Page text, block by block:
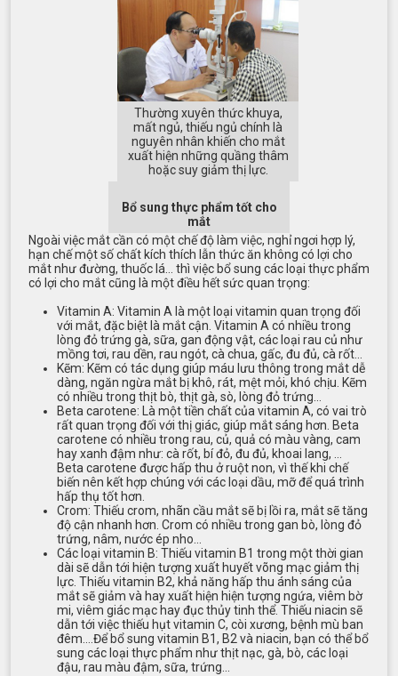
Thường xuyên thức khuya,
mất ngủ, thiếu ngủ chính là
nguyên nhân khiến cho mắt
xuất hiện những quầng thâm
hoặc suy giảm thị lực.
Bổ sung thực phẩm tốt cho
mắt
Ngoài việc mắt cần có một chế độ làm việc, nghỉ ngơi hợp lý,
hạn chế một số chất kích thích lẫn thức ăn không có lợi cho
mắt như đường, thuốc lá… thì việc bổ sung các loại thực phẩm
có lợi cho mắt cũng là một điều hết sức quan trọng:
Vitamin A: Vitamin A là một loại vitamin quan trọng đối
với mắt, đặc biệt là mắt cận. Vitamin A có nhiều trong
lòng đỏ trứng gà, sữa, gan động vật, các loại rau củ như
mồng tơi, rau dền, rau ngót, cà chua, gấc, đu đủ, cà rốt…
Kẽm: Kẽm có tác dụng giúp máu lưu thông trong mắt dễ
dàng, ngăn ngừa mắt bị khô, rát, mệt mỏi, khó chịu. Kẽm
có nhiều trong thịt bò, thịt gà, sò, lòng đỏ trứng…
Beta carotene: Là một tiền chất của vitamin A, có vai trò
rất quan trọng đối với thị giác, giúp mắt sáng hơn. Beta
carotene có nhiều trong rau, củ, quả có màu vàng, cam
hay xanh đậm như: cà rốt, bí đỏ, đu đủ, khoai lang, …
Beta carotene được hấp thu ở ruột non, vì thế khi chế
biến nên kết hợp chúng với các loại dầu, mỡ để quá trình
hấp thụ tốt hơn.
Crom: Thiếu crom, nhãn cầu mắt sẽ bị lồi ra, mắt sẽ tăng
độ cận nhanh hơn. Crom có nhiều trong gan bò, lòng đỏ
trứng, nâm, nước ép nho…
Các loại vitamin B: Thiếu vitamin B1 trong một thời gian
dài sẽ dẫn tới hiện tượng xuất huyết võng mạc giảm thị
lực. Thiếu vitamin B2, khả năng hấp thu ánh sáng của
mắt sẽ giảm và hay xuất hiện hiện tượng ngứa, viêm bờ
mi, viêm giác mạc hay đục thủy tinh thể. Thiếu niacin sẽ
dẫn tới việc thiếu hụt vitamin C, còi xương, bệnh mù ban
đêm….Để bổ sung vitamin B1, B2 và niacin, bạn có thể bổ
sung các loại thực phẩm như thịt nạc, gà, bò, các loại
đậu, rau màu đậm, sữa, trứng…